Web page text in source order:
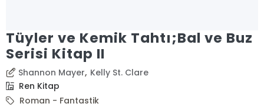
Tüyler ve Kemik Tahtı;Bal ve Buz
Serisi Kitap II
Shannon Mayer, Kelly St. Clare
Ren Kitap
Roman - Fantastik